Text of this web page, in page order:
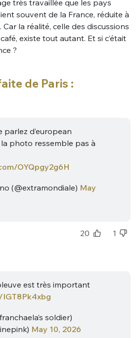
très travaillée que les pays
souvent de la France, réduite à
la réalité, celle des discussions
existe tout autant. Et si c’était
?
de Paris :
parlez d’european
photo ressemble pas à
OYQpgy2g6H
(@extramondiale) May
20 1
est très important
soldier)
May 10, 2026